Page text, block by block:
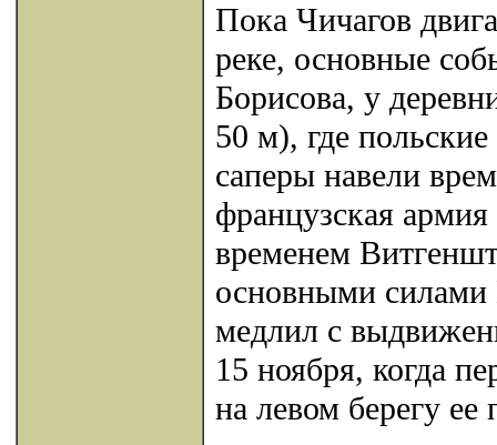
Пока Чичагов
реке, основные
Борисова, у
50 м), где
саперы навели
французская
временем
основными силами
медлил с
15 ноября, когда
на левом берегу